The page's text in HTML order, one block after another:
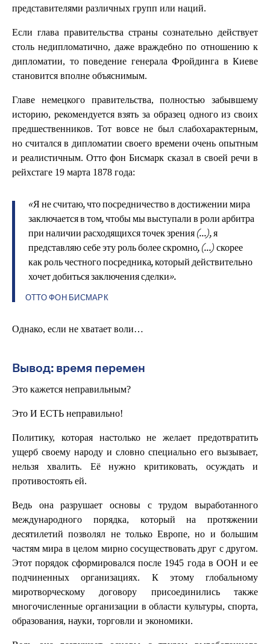
представителями различных групп или наций.
Если глава правительства страны сознательно действует
столь недипломатично, даже враждебно по отношению к
дипломатии, то поведение генерала Фройдинга в Киеве
становится вполне объяснимым.
Главе немецкого правительства, полностью забывшему
историю, рекомендуется взять за образец одного из своих
предшественников. Тот вовсе не был слабохарактерным,
но считался в дипломатии своего времени очень опытным
и реалистичным. Отто фон Бисмарк сказал в своей речи в
рейхстаге 19 марта 1878 года:
«Я не считаю, что посредничество в достижении мира
заключается в том, чтобы мы выступали в роли арбитра
при наличии расходящихся точек зрения (...), я
представляю себе эту роль более скромно, (...) скорее
как роль честного посредника, который действительно
хочет добиться заключения сделки».
ОТТО ФОН БИСМАРК
Однако, если не хватает воли…
Вывод: время перемен
Это кажется неправильным?
Это И ЕСТЬ неправильно!
Политику, которая настолько не желает предотвратить
ущерб своему народу и словно специально его вызывает,
нельзя хвалить. Её нужно критиковать, осуждать и
противостоять ей.
Ведь она разрушает основы с трудом выработанного
международного порядка, который на протяжении
десятилетий позволял не только Европе, но и большим
частям мира в целом мирно сосуществовать друг с другом.
Этот порядок сформировался после 1945 года в ООН и ее
подчиненных организациях. К этому глобальному
миротворческому договору присоединились также
многочисленные организации в области культуры, спорта,
образования, науки, торговли и экономики.